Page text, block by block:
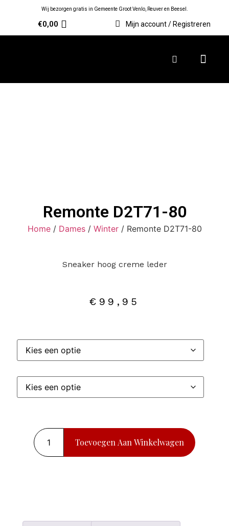
Wij bezorgen gratis in Gemeente Groot Venlo, Reuver en Beesel.
€0,00 Mijn account / Registreren
Remonte D2T71-80
Home/ Dames/ Winter/ Remonte D2T71-80
Sneaker hoog creme leder
€ 99,95
Toevoegen Aan Winkelwagen